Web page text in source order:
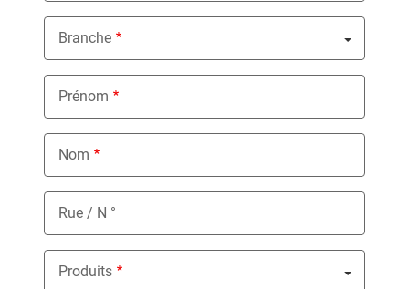
Branche
Nothing selected
Prénom
Nom
Rue / N °
Produits
Nothing selected